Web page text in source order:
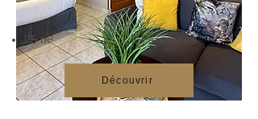
25 m² 2Personnes
Découvrir